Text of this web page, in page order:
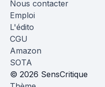
Nous contacter
Emploi
L'édito
CGU
Amazon
SOTA
© 2026 SensCritique